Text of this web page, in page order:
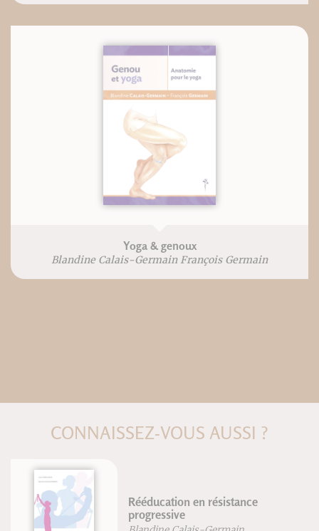
Yoga & genoux
Blandine Calais-Germain François Germain
CONNAISSEZ-VOUS AUSSI ?
Pilates sin riesgo
Blandine Calais-Germain